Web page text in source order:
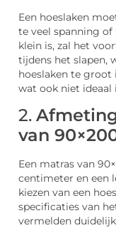
Een hoeslaken
te veel spanning of
klein is, zal het
tijdens het slapen,
hoeslaken te groot
wat ook niet ideaal
2.
van
Een matras van
centimeter en een
kiezen van een
specificaties van
vermelden